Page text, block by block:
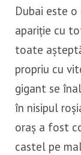
Dubai este
apariție cu
toate
propriu cu
gigant se
în nisipul
oraș a fost
castel pe